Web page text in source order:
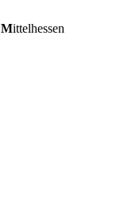
Mittelhessen